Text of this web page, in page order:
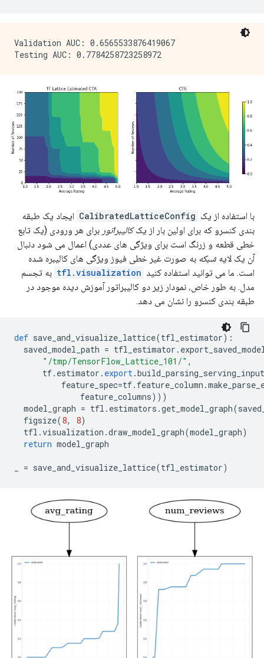
Validation AUC: 0.6565533876419067
با استفاده از یک CalibratedLatticeConfig ایجاد یک طبقه
بندی کنسرو که برای اولین بار از یککالیبراتور برای هر ورودی (یک تابع
خطی قطعه و زرنگ است برای ویژگی های عددی) اعمال می شود دنبال
آن یک لایهشبکه به صورت غیر خطی فیوز ویژگی های کالیبره شده
است. ما می توانید استفاده کنید tfl.visualization به تجسم
مدل. به طور خاص، نمودار زیر دو کالیبراتور آموزش دیده موجود در
طبقه بندی کنسرو را نشان می دهد.
def save_and_visualize_lattice(tfl_estimator):
saved_model_path = tfl_estimator .
"/tmp/TensorFlow_Lattice_101/" ,
tf. estimator . export.
feature_spec=tf. feature_column .
feature_columns)))
model_graph = tfl . estimators .get_model_graph(
figsize(8, 8)
tfl .visualization .draw_model_graph(model_graph)
return model_graph
= save_and_visualize_lattice(tfl_estimator)